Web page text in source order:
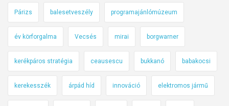
Párizs balesetveszély programajánlómúzeum
év körforgalma Vecsés mirai borgwarner
kerékpáros stratégia ceausescu bukkanó babakocsi
kerekesszék árpád híd innováció elektromos jármű